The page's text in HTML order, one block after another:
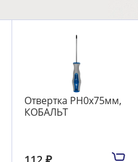
Отвертка PH0х75мм,
КОБАЛЬТ